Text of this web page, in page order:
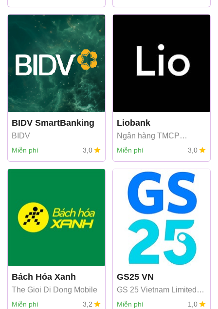
BIDV SmartBanking
BIDV
Miễn phí 3,0
Liobank
Ngân hàng TMCP
Phương Đông
Miễn phí 3,0
Bách Hóa Xanh
The Gioi Di Dong Mobile
Miễn phí 3,2
GS25 VN
GS 25 Vietnam Limited
Liability Company
Miễn phí 1,0